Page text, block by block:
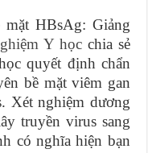
HBsAg: Giảng
Y học chia sẻ
quyết định chẩn
bề mặt viêm gan
Xét nghiệm dương
truyền virus sang
có nghĩa hiện bạn